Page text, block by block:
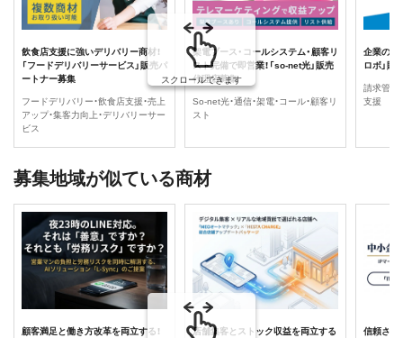
飲食店支援に強いデリバリー商材！
「フードデリバリーサービス」販売パ
ートナー募集
フードデリバリー・飲食店支援・売上
アップ・集客力向上・デリバリーサー
ビス
架電ブース・コールシステム・顧客リ
スト完備で即営業！「so-net光」販売
代理店募集
So-net光・通信・架電・コール・顧客リ
スト
企業の請
ロボ」販
請求管理
支援
スクロールできます
募集地域が似ている商材
顧客満足と働き方改革を両立する！
店舗集客とストック収益を両立する
信頼され